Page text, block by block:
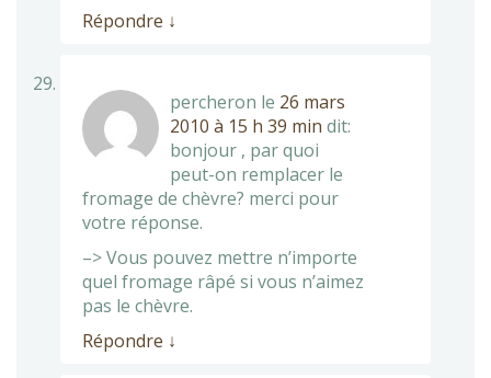
Répondre ↓
percheron le 26 mars
2010 à 15 h 39 min dit:
bonjour , par quoi
peut-on remplacer le
fromage de chèvre? merci pour
votre réponse.
–> Vous pouvez mettre n’importe
quel fromage râpé si vous n’aimez
pas le chèvre.
Répondre ↓